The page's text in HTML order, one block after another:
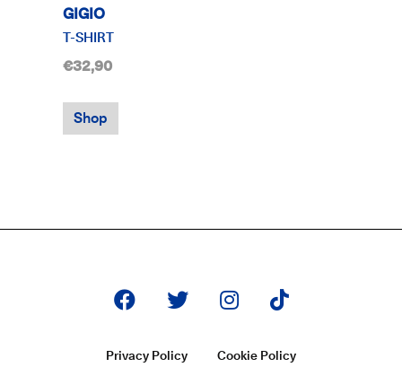
GIGIO
T-SHIRT
€32,90
Shop
Privacy Policy
Cookie Policy